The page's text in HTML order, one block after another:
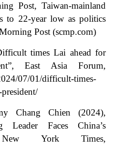
Post, Taiwan-mainland
to 22-year low as politics
Post (scmp.com)
times Lai ahead for
East Asia Forum,
07/01/difficult-times-
Chang Chien (2024),
Leader Faces China’s
York Times,